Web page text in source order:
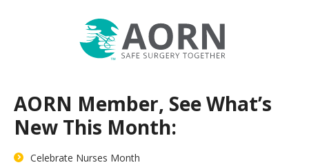
AORN Member, See What’s
New This Month:
Celebrate Nurses Month